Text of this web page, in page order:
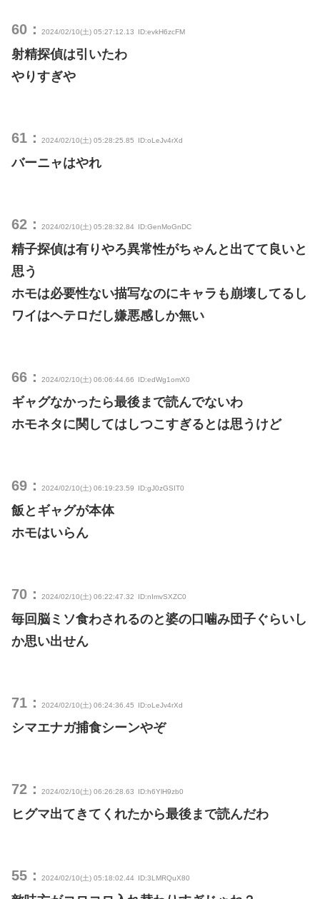
60： 2024/02/10(土) 05:27:12.13 ID:evkH6zcFM
射精探偵は引いたわ
やりすぎや
61： 2024/02/10(土) 05:28:25.85 ID:oLeJv4rXd
バーニャはやれ
62： 2024/02/10(土) 05:28:32.84 ID:GenMoGnDC
精子探偵は有りやろ異常性がちゃんと出てて良いと
思う
ホモは必要性ない描写なのにキャラも崩壊してるし
ワイはヘテロだし嫌悪感しか無い
66： 2024/02/10(土) 06:06:44.66 ID:edWg1omX0
ギャグなかったら最後まで読んでないわ
ホモネタに関してはしつこすぎるとは思うけど
69： 2024/02/10(土) 06:19:23.59 ID:gJ0zGSIT0
飯とギャグが本体
ホモはいらん
70： 2024/02/10(土) 06:22:47.32 ID:nImvSXZC0
毎回脳ミソ食わされるのと婆の口噛み団子ぐらいし
か思い出せん
71： 2024/02/10(土) 06:24:36.45 ID:oLeJv4rXd
シマエナガ捕食シーンやぞ
72： 2024/02/10(土) 06:26:28.63 ID:h6YlH9zb0
ヒグマ出てきてくれたから最後まで読んだわ
55： 2024/02/10(土) 05:18:02.44 ID:3LMRQuX80